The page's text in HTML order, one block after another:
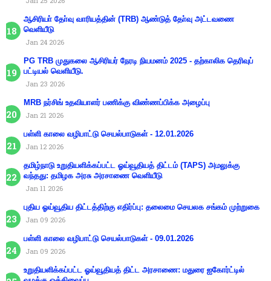
ஆசிரியா் தோ்வு வாரியத்தின் (TRB) ஆண்டுத் தோ்வு அட்டவணை
வெளியீடு
Jan 24 2026
PG TRB முதுகலை ஆசிரியர் நேரடி நியமனம் 2025 - தற்காலிக தெரிவுப்
பட்டியல் வெளியீடு.
Jan 23 2026
MRB நர்சிங் உதவியாளர் பணிக்கு விண்ணப்பிக்க அழைப்பு
Jan 21 2026
பள்ளி காலை வழிபாட்டு செயல்பாடுகள் - 12.01.2026
Jan 12 2026
தமிழ்நாடு உறுதியளிக்கப்பட்ட ஓய்வூதியத் திட்டம் (TAPS) அமலுக்கு
வந்தது: தமிழக அரசு அரசாணை வெளியீடு
Jan 11 2026
புதிய ஓய்வூதிய திட்டத்திற்கு எதிர்ப்பு: தலைமை செயலக சங்கம் முற்றுகை
Jan 09 2026
பள்ளி காலை வழிபாட்டு செயல்பாடுகள் - 09.01.2026
Jan 09 2026
உறுதியளிக்கப்பட்ட ஓய்வூதியத் திட்ட அரசாணை: மதுரை ஐகோர்ட்டில்